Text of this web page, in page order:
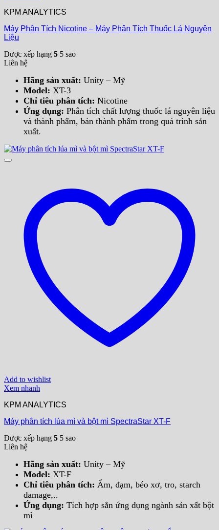
KPM ANALYTICS
Máy Phân Tích Nicotine – Máy Phân Tích Thuốc Lá Nguyên
Liệu
Được xếp hạng 5 5 sao
Liên hệ
Hãng sản xuất: Unity – Mỹ
Model: XT-3
Chỉ tiêu phân tích: Nicotine
Ứng dụng: Phân tích chất lượng thuốc lá nguyên liệu
và thành phẩm, bán thành phẩm trong quá trình sản
xuất.
Add to wishlist
Xem nhanh
KPM ANALYTICS
Máy phân tích lúa mì và bột mì SpectraStar XT-F
Được xếp hạng 5 5 sao
Liên hệ
Hãng sản xuất: Unity – Mỹ
Model: XT-F
Chỉ tiêu phân tích: Ẩm, đạm, béo xơ, tro, starch
damage,..
Ứng dụng: Tích hợp sẳn ứng dụng ngành sản xất bột
mì